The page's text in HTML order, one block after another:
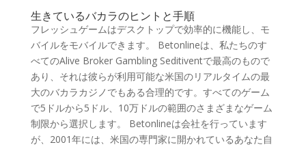
生きているバカラのヒントと手順
フレッシュゲームはデスクトップで効率的に機能し、モ
バイルをモバイルできます。 Betonlineは、私たちのす
べてのAlive Broker Gambling Seditiventで最高のもので
あり、それは彼らが利用可能な米国のリアルタイムの最
大のバカラカジノでもある合理的です。すべてのゲーム
で5ドルから5ドル、10万ドルの範囲のさまざまなゲーム
制限から選択します。 Betonlineは会社を行っています
が、2001年には、米国の専門家に開かれているあなた自